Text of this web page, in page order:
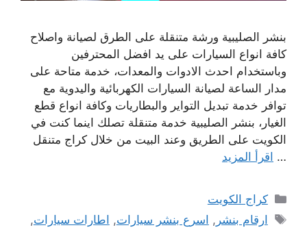
بنشر الصليبية ورشة متنقلة على الطرق لصيانة واصلاح
كافة انواع السيارات على يد افضل المحترفين
وباستخدام احدث الادوات والمعدات، خدمة متاحة على
مدار الساعة لصيانة السيارات الكهربائية واليدوية مع
توافر خدمة تبديل التواير والبطاريات وكافة انواع قطع
الغيار، بنشر الصليبية خدمة متنقلة تصلك اينما كنت في
الكويت على الطريق وعند البيت من خلال كراج متنقل
… اقرأ المزيد
التصنيفات
كراج الكويت
الوسوم
ارقام بنشر , اسرع بنشر سيارات, اطارات سيارات,